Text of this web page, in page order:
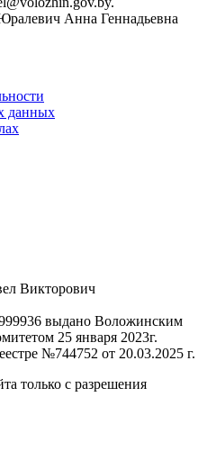
Анна Геннадьевна
данных
Викторович
выдано Воложинским
25 января 2023г.
№744752 от 20.03.2025 г.
только с разрешения